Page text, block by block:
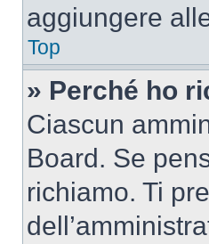
aggiungere
Top
» Perché ho
Ciascun
Board. Se
richiamo. Ti